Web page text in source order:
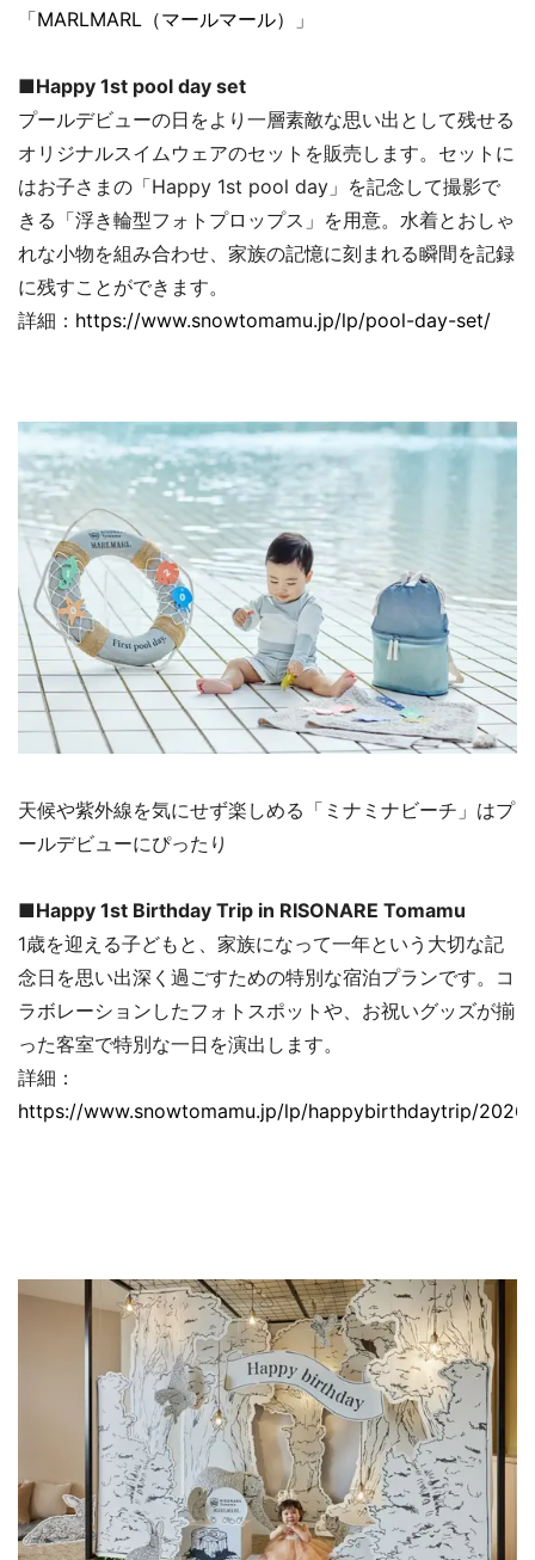
「MARLMARL（マールマール） 」
■Happy 1st pool day set
プールデビューの日をより一層素敵な思い出として残せる
オリジナルスイムウェアのセットを販売します。セットに
はお子さまの「Happy 1st pool day」を記念して撮影で
きる「浮き輪型フォトプロップス」を用意。水着とおしゃ
れな小物を組み合わせ、家族の記憶に刻まれる瞬間を記録
に残すことができます。
詳細： https://www.snowtomamu.jp/lp/pool-day-set/
天候や紫外線を気にせず楽しめる「ミナミナビーチ」はプ
ールデビューにぴったり
■Happy 1st Birthday Trip in RISONARE Tomamu
1歳を迎える子どもと、家族になって一年という大切な記
念日を思い出深く過ごすための特別な宿泊プランです。コ
ラボレーションしたフォトスポットや、お祝いグッズが揃
った客室で特別な一日を演出します。
詳細：
https://www.snowtomamu.jp/lp/happybirthdaytrip/2026/